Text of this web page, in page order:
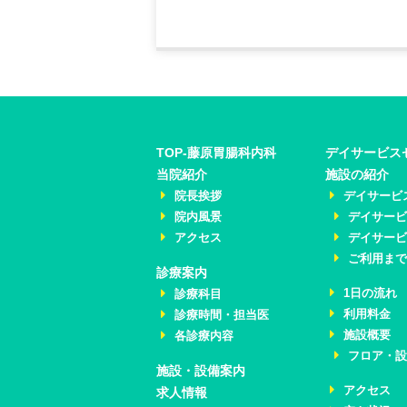
TOP-藤原胃腸科内科
当院紹介
院長挨拶
院内風景
アクセス
診療案内
診療科目
診療時間・担当医
各診療内容
施設・設備案内
求人情報
デイサービス
施設の紹介
デイサービ
デイサー
デイサー
ご利用ま
1日の流れ
利用料金
施設概要
フロア・
アクセス